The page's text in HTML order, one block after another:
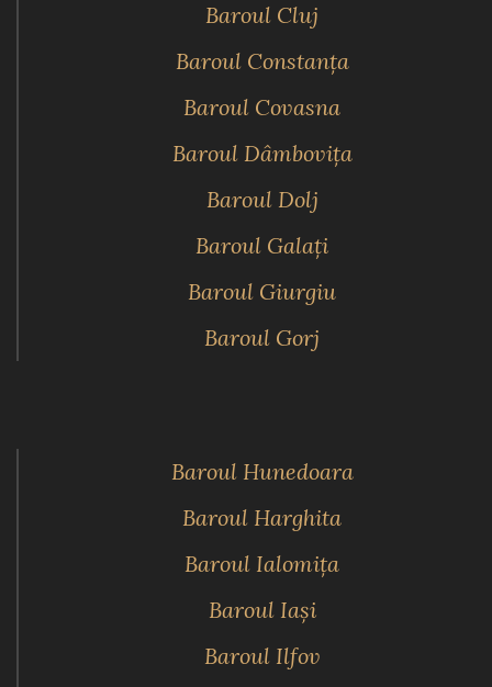
Baroul Cluj
Baroul Constanţa
Baroul Covasna
Baroul Dâmboviţa
Baroul Dolj
Baroul Galaţi
Baroul Giurgiu
Baroul Gorj
Baroul Hunedoara
Baroul Harghita
Baroul Ialomiţa
Baroul Iaşi
Baroul Ilfov